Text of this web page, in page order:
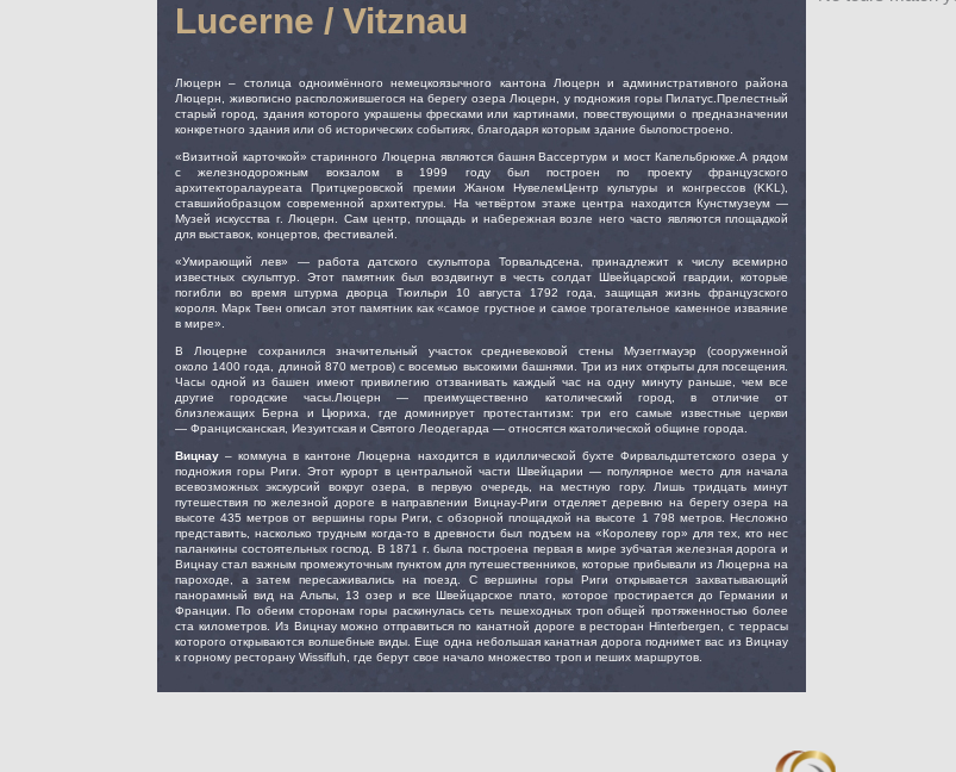
Lucerne / Vitznau
Люцерн – столица одноимённого немецкоязычного кантона Люцерн и административного района
Люцерн, живописно расположившегося на берегу озера Люцерн, у подножия горы Пилатус.Прелестный
старый город, здания которого украшены фресками или картинами, повествующими о предназначении
конкретного здания или об исторических событиях, благодаря которым здание былопостроено.
«Визитной карточкой» старинного Люцерна являются башня Вассертурм и мост Капельбрюкке.А рядом
с железнодорожным вокзалом в 1999 году был построен по проекту французского
архитекторалауреата Притцкеровской премии Жаном НувелемЦентр культуры и конгрессов (KKL),
ставшийобразцом современной архитектуры. На четвёртом этаже центра находится Кунстмузеум —
Музей искусства г. Люцерн. Сам центр, площадь и набережная возле него часто являются площадкой
для выставок, концертов, фестивалей.
«Умирающий лев» — работа датского скульптора Торвальдсена, принадлежит к числу всемирно
известных скульптур. Этот памятник был воздвигнут в честь солдат Швейцарской гвардии, которые
погибли во время штурма дворца Тюильри 10 августа 1792 года, защищая жизнь французского
короля. Марк Твен описал этот памятник как «самое грустное и самое трогательное каменное изваяние
в мире».
В Люцерне сохранился значительный участок средневековой стены Музеггмауэр (сооруженной
около 1400 года, длиной 870 метров) с восемью высокими башнями. Три из них открыты для посещения.
Часы одной из башен имеют привилегию отзванивать каждый час на одну минуту раньше, чем все
другие городские часы.Люцерн — преимущественно католический город, в отличие от
близлежащих Берна и Цюриха, где доминирует протестантизм: три его самые известные церкви
— Францисканская, Иезуитская и Святого Леодегарда — относятся ккатолической общине города.
Вицнау – коммуна в кантоне Люцерна находится в идиллической бухте Фирвальдштетского озера у
подножия горы Риги. Этот курорт в центральной части Швейцарии — популярное место для начала
всевозможных экскурсий вокруг озера, в первую очередь, на местную гору. Лишь тридцать минут
путешествия по железной дороге в направлении Вицнау-Риги отделяет деревню на берегу озера на
высоте 435 метров от вершины горы Риги, с обзорной площадкой на высоте 1 798 метров. Несложно
представить, насколько трудным когда-то в древности был подъем на «Королеву гор» для тех, кто нес
паланкины состоятельных господ. В 1871 г. была построена первая в мире зубчатая железная дорога и
Вицнау стал важным промежуточным пунктом для путешественников, которые прибывали из Люцерна на
пароходе, а затем пересаживались на поезд. С вершины горы Риги открывается захватывающий
панорамный вид на Альпы, 13 озер и все Швейцарское плато, которое простирается до Германии и
Франции. По обеим сторонам горы раскинулась сеть пешеходных троп общей протяженностью более
ста километров. Из Вицнау можно отправиться по канатной дороге в ресторан Hinterbergen, с террасы
которого открываются волшебные виды. Еще одна небольшая канатная дорога поднимет вас из Вицнау
к горному ресторану Wissifluh, где берут свое начало множество троп и пеших маршрутов.